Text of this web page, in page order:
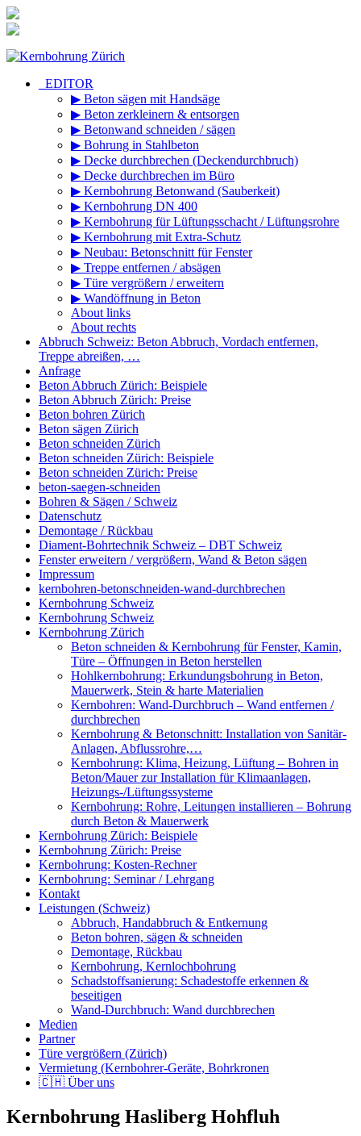
Inhalt
_EDITOR
▶ Beton sägen mit Handsäge
▶ Beton zerkleinern & entsorgen
▶ Betonwand schneiden / sägen
▶ Bohrung in Stahlbeton
▶ Decke durchbrechen (Deckendurchbruch)
▶ Decke durchbrechen im Büro
▶ Kernbohrung Betonwand (Sauberkeit)
▶ Kernbohrung DN 400
▶ Kernbohrung für Lüftungsschacht / Lüftungsrohre
▶ Kernbohrung mit Extra-Schutz
▶ Neubau: Betonschnitt für Fenster
▶ Treppe entfernen / absägen
▶ Türe vergrößern / erweitern
▶ Wandöffnung in Beton
About links
About rechts
Abbruch Schweiz: Beton Abbruch, Vordach entfernen,
Treppe abreißen, …
Anfrage
Beton Abbruch Zürich: Beispiele
Beton Abbruch Zürich: Preise
Beton bohren Zürich
Beton sägen Zürich
Beton schneiden Zürich
Beton schneiden Zürich: Beispiele
Beton schneiden Zürich: Preise
beton-saegen-schneiden
Bohren & Sägen / Schweiz
Datenschutz
Demontage / Rückbau
Diament-Bohrtechnik Schweiz – DBT Schweiz
Fenster erweitern / vergrößern, Wand & Beton sägen
Impressum
kernbohren-betonschneiden-wand-durchbrechen
Kernbohrung Schweiz
Kernbohrung Schweiz
Kernbohrung Zürich
Beton schneiden & Kernbohrung für Fenster, Kamin,
Türe – Öffnungen in Beton herstellen
Hohlkernbohrung: Erkundungsbohrung in Beton,
Mauerwerk, Stein & harte Materialien
Kernbohren: Wand-Durchbruch – Wand entfernen /
durchbrechen
Kernbohrung & Betonschnitt: Installation von Sanitär-
Anlagen, Abflussrohre,…
Kernbohrung: Klima, Heizung, Lüftung – Bohren in
Beton/Mauer zur Installation für Klimaanlagen,
Heizungs-/Lüftungssysteme
Kernbohrung: Rohre, Leitungen installieren – Bohrung
durch Beton & Mauerwerk
Kernbohrung Zürich: Beispiele
Kernbohrung Zürich: Preise
Kernbohrung: Kosten-Rechner
Kernbohrung: Seminar / Lehrgang
Kontakt
Leistungen (Schweiz)
Abbruch, Handabbruch & Entkernung
Beton bohren, sägen & schneiden
Demontage, Rückbau
Kernbohrung, Kernlochbohrung
Schadstoffsanierung: Schadestoffe erkennen &
beseitigen
Wand-Durchbruch: Wand durchbrechen
Medien
Partner
Türe vergrößern (Zürich)
Vermietung (Kernbohrer-Geräte, Bohrkronen
🇨🇭 Über uns
Kernbohrung Hasliberg Hohfluh